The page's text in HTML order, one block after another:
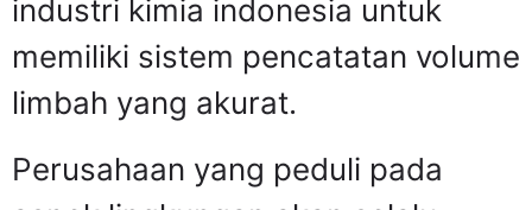
industri kimia indonesia untuk
memiliki sistem pencatatan volume
limbah yang akurat.
Perusahaan yang peduli pada